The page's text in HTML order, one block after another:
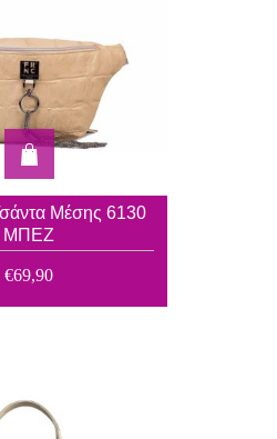
Μέσης 6130
ΜΠΕΖ
€69,90